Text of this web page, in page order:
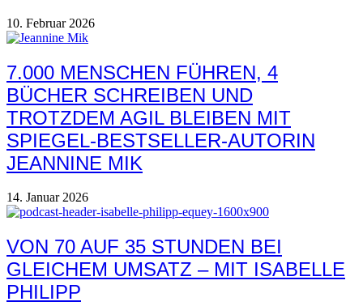
10. Februar 2026
7.000 MENSCHEN FÜHREN, 4
BÜCHER SCHREIBEN UND
TROTZDEM AGIL BLEIBEN MIT
SPIEGEL-BESTSELLER-AUTORIN
JEANNINE MIK
14. Januar 2026
VON 70 AUF 35 STUNDEN BEI
GLEICHEM UMSATZ – MIT ISABELLE
PHILIPP